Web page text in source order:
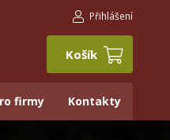
Přihlášení
Košík
firmy Kontakty